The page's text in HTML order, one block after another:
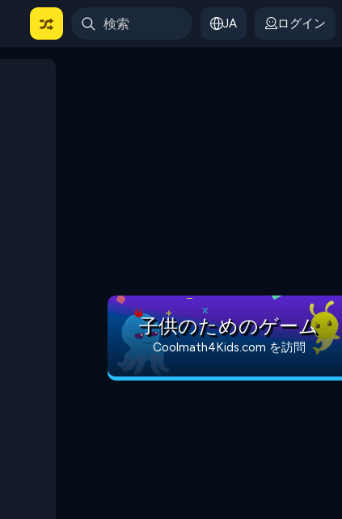
JA ログイン
子供のためのゲーム
Coolmath4Kids.com を訪問